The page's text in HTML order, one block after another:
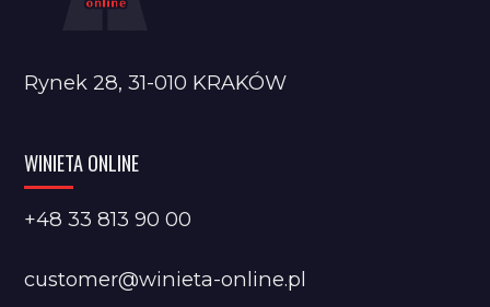
Rynek 28, 31-010 KRAKÓW
WINIETA ONLINE
+48 33 813 90 00
customer@winieta-online.pl